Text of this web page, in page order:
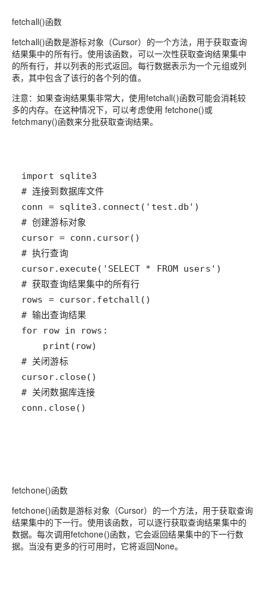
fetchall()函数
fetchall()函数是游标对象（Cursor）的一个方法，用于获取查询
结果集中的所有行。使用该函数，可以一次性获取查询结果集中
的所有行，并以列表的形式返回。每行数据表示为一个元组或列
表，其中包含了该行的各个列的值。
注意：如果查询结果集非常大，使用fetchall()函数可能会消耗较
多的内存。在这种情况下，可以考虑使用 fetchone()或
fetchmany()函数来分批获取查询结果。
import
sqlite3
# 连接到数据库文件
conn
= sqlite3 . connect ( 'test.db'
# 创建游标对象
cursor = conn . cursor
# 执行查询
cursor. execute( 'SELECT * FROM users'
# 获取查询结果集中的所有行
rows
= cursor. fetchall
# 输出查询结果
for
row in rows
print ( row
# 关闭游标
cursor. close
# 关闭数据库连接
conn . close()
fetchone()函数
fetchone()函数是游标对象（Cursor）的一个方法，用于获取查询
结果集中的下一行。使用该函数，可以逐行获取查询结果集中的
数据。每次调用fetchone()函数，它会返回结果集中的下一行数
据。当没有更多的行可用时，它将返回None。